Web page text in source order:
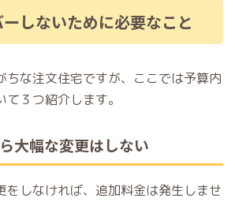
しないために必要なこと
ちな注文住宅ですが、ここでは予算内
３つ紹介します。
大幅な変更はしない
をしなければ、追加料金は発生しませ